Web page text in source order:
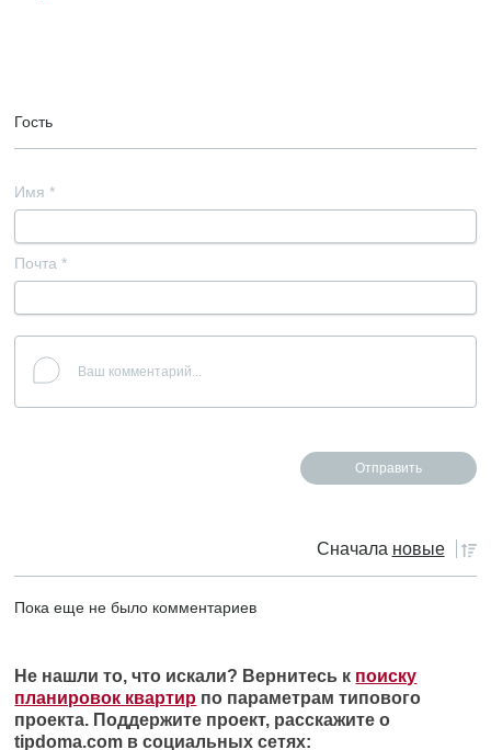
Гость
Имя *
Почта *
Сначала новые
Пока еще не было комментариев
Не нашли то, что искали? Вернитесь к поиску
планировок квартир по параметрам типового
проекта. Поддержите проект, расскажите о
tipdoma.com в социальных сетях: